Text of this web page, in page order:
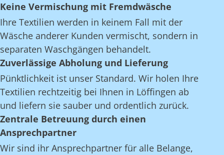
Keine Vermischung mit Fremdwäsche
Ihre Textilien werden in keinem Fall mit der
Wäsche anderer Kunden vermischt, sondern in
separaten Waschgängen behandelt.
Zuverlässige Abholung und Lieferung
Pünktlichkeit ist unser Standard. Wir holen Ihre
Textilien rechtzeitig bei Ihnen in Löffingen ab
und liefern sie sauber und ordentlich zurück.
Zentrale Betreuung durch einen
Ansprechpartner
Wir sind ihr Ansprechpartner für alle Belange,